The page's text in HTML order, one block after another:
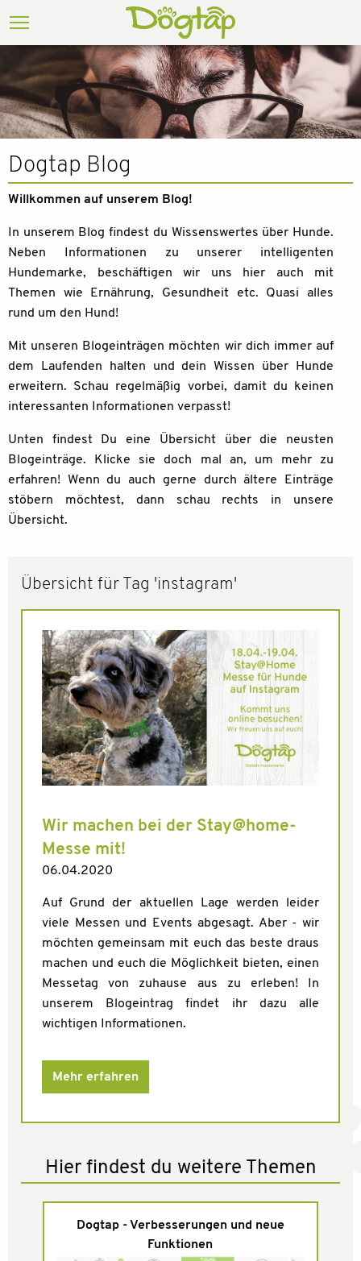
Dogtap Blog
Willkommen auf unserem Blog!
In unserem Blog findest du Wissenswertes über Hunde.
Neben Informationen zu unserer intelligenten
Hundemarke, beschäftigen wir uns hier auch mit
Themen wie Ernährung, Gesundheit etc. Quasi alles
rund um den Hund!
Mit unseren Blogeinträgen möchten wir dich immer auf
dem Laufenden halten und dein Wissen über Hunde
erweitern. Schau regelmäßig vorbei, damit du keinen
interessanten Informationen verpasst!
Unten findest Du eine Übersicht über die neusten
Blogeinträge. Klicke sie doch mal an, um mehr zu
erfahren! Wenn du auch gerne durch ältere Einträge
stöbern möchtest, dann schau rechts in unsere
Übersicht.
Übersicht für Tag 'instagram'
Wir machen bei der Stay@home-
Messe mit!
06.04.2020
Auf Grund der aktuellen Lage werden leider
viele Messen und Events abgesagt. Aber - wir
möchten gemeinsam mit euch das beste draus
machen und euch die Möglichkeit bieten, einen
Messetag von zuhause aus zu erleben! In
unserem Blogeintrag findet ihr dazu alle
wichtigen Informationen.
Mehr erfahren
Hier findest du weitere Themen
Dogtap - Verbesserungen und neue
Funktionen